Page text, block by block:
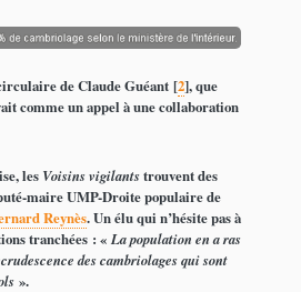
de Claude Guéant[2], que
comme un appel à une collaboration
les Voisins vigilantstrouvent des
maire UMP-Droite populaire de
Reynès. Un élu qui n’hésite pas à
tranchées : « La population en a ras
des cambriolages qui sont
».